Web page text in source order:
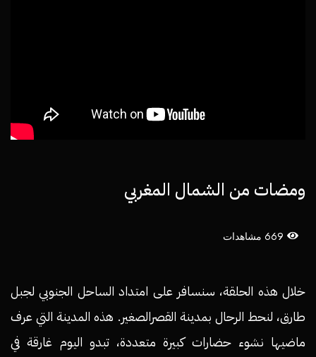
ومضات من الشمال المغربي
669 مشاهدات
خلال هذه الحلقة، سنسافر على امتداد الساحل الجنوبي لجبل
طارق، لنحط الرحال بمدينة القصرالصغير. هذه المدينة التي عرف
ماضيها نشوء حضارات كبيرة متعددة، تبدو اليوم غارقة في